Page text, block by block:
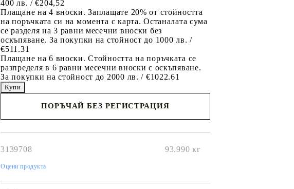
400 лв. / €204,52
Плащане на 4 вноски. Заплащате 20% от стойността
на поръчката си на момента с карта. Останалата сума
се разделя на 3 равни месечни вноски без
оскъпяване. За покупки на стойност до 1000 лв. /
€511.31
Плащане на 6 вноски. Стойността на поръчката се
разпределя в 6 равни месечни вноски с оскъпяване.
За покупки на стойност до 2000 лв. / €1022.61
ПОРЪЧАЙ БЕЗ РЕГИСТРАЦИЯ
3139708 93.990 кг
Оцени продукта